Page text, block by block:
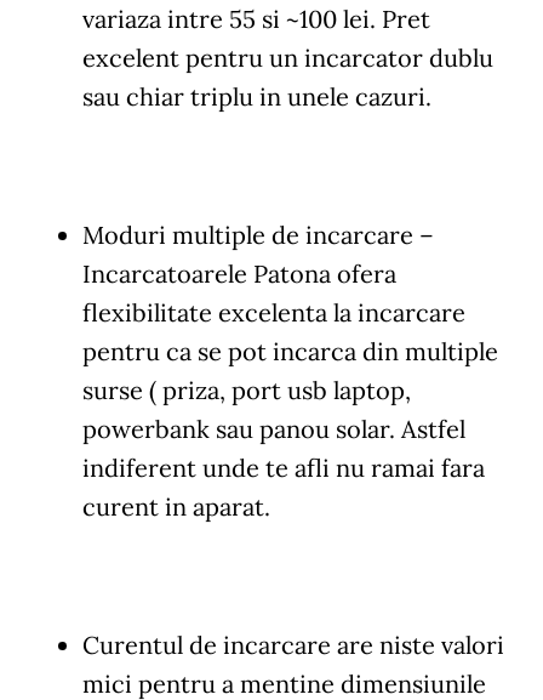
variaza intre 55 si ~100 lei. Pret
excelent pentru un incarcator dublu
sau chiar triplu in unele cazuri.
Moduri multiple de incarcare –
Incarcatoarele Patona ofera
flexibilitate excelenta la incarcare
pentru ca se pot incarca din multiple
surse ( priza, port usb laptop,
powerbank sau panou solar. Astfel
indiferent unde te afli nu ramai fara
curent in aparat.
Curentul de incarcare are niste valori
mici pentru a mentine dimensiunile